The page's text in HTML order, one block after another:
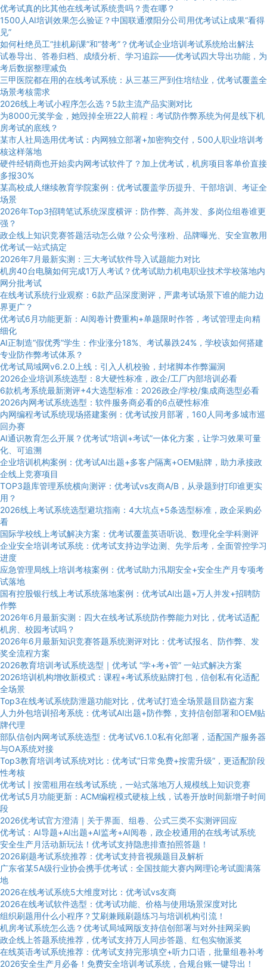
优考试真的比其他在线考试系统贵吗？贵在哪？
1500人AI培训效果怎么验证？中国联通濮阳分公司用优考试让成果“看得
见”
如何杜绝员工“挂机刷课”和“替考”？优考试企业培训考试系统给出解法
试卷导出、答卷归档、成绩分析、学习追踪——优考试四大导出功能，为
考后数据整理减负
三甲医院都在用的在线考试系统：从三基三严到住培结业，优考试覆盖全
场景考核需求
2026线上考试小程序怎么选？5款主流产品实测对比
为8000元奖学金，她毁掉全班22人前程：考试防作弊系统为何是线下机
房考试的底线？
某市人社局选用优考试：内网独立部署+加密狗交付，500人职业培训考
核这样落地
硬件经销商也开始卖内网考试软件了？加上优考试，机房项目客单价直接
多报30%
某高校成人继续教育学院案例：优考试覆盖学历提升、干部培训、考证全
场景
2026年Top3招聘笔试系统深度横评：防作弊、高并发、多岗位组卷谁更
强？
政企线上知识竞赛答题活动怎么做？公众号涨粉、品牌曝光、安全宣教用
优考试一站式搞定
2026年7月最新实测：三大考试软件导入试题能力对比
机房40台电脑如何完成1万人考试？优考试助力机电职业技术学校落地内
网分批考试
在线考试系统行业观察：6款产品深度测评，严肃考试场景下谁的能力边
界更广？
优考试6月功能更新：AI阅卷计费重构+单题限时作答，考试管理走向精
细化
AI正制造“假优秀”学生：作业涨分18%、考试暴跌24%，学校该如何搭建
专业防作弊考试体系？
优考试局域网v6.2.0上线：引入人机校验，封堵脚本作弊漏洞
2026企业培训系统选型：8大硬性标准，政企/工厂内部培训必看
6款机考系统最新测评+4大选型标准：2026政企/学校/集成商选型必看
2026内网考试系统选型：软件服务商必看的6点硬性标准
内网编程考试系统现场搭建案例：优考试按月部署，160人同考多城市巡
回办赛
AI通识教育怎么开展？优考试“培训+考试”一体化方案，让学习效果可量
化、可追溯
企业培训机构案例：优考试AI出题+多客户隔离+OEM贴牌，助力承接政
企线上竞赛项目
TOP3题库管理系统横向测评：优考试vs友商A/B，从录题到打印谁更实
用？
2026线上考试系统选型避坑指南：4大坑点+5条选型标准，政企采购必
看
国际学校线上考试解决方案：优考试覆盖英语听说、数理化全学科测评
企业安全培训考试系统：优考试支持边学边测、先学后考，全面管控学习
进度
应急管理局线上培训考核案例：优考试助力汛期安全+安全生产月专项考
试落地
国有控股银行线上考试系统落地案例：优考试AI出题+万人并发+招聘防
作弊
2026年6月最新实测：四大在线考试系统防作弊能力对比，优考试适配
机房、校园考试吗？
2026年6月最新知识竞赛答题系统测评对比：优考试报名、防作弊、发
奖全流程方案
2026教育培训考试系统选型｜优考试 “学+考+管” 一站式解决方案
2026培训机构增收新模式：课程+考试系统贴牌打包，信创私有化适配
全场景
Top3在线考试系统防泄题功能对比，优考试打造全场景题目防盗方案
人力外包培训招考系统：优考试AI出题+防作弊，支持信创部署和OEM贴
牌代理
部队信创内网考试系统选型：优考试V6.1.0私有化部署，适配国产服务器
与OA系统对接
Top3教育培训考试系统对比：优考试“日常免费+按需升级”，更适配阶段
性考核
优考试丨按需租用在线考试系统，一站式落地万人规模线上知识竞赛
优考试5月功能更新：ACM编程模式硬核上线，试卷开放时间新增子时间
段
2026优考试官方澄清｜关于界面、组卷、公式三类不实测评回应
优考试：AI导题+AI出题+AI监考+AI阅卷，政企校通用的在线考试系统
安全生产月活动新玩法！优考试支持隐患排查拍照答题！
2026刷题考试系统推荐：优考试支持音视频题目及解析
广东省某5A级行业协会携手优考试：全国技能大赛内网理论考试圆满落
地
2026在线考试系统5大维度对比：优考试vs友商
2026在线考试软件选型：优考试功能、价格与使用场景深度对比
组织刷题用什么小程序？艾刷兼顾刷题练习与培训机构引流！
机房考试系统怎么选？优考试局域网版支持信创部署与对外挂网采购
政企线上答题系统推荐，优考试支持万人同步答题、红包实物派奖
在线英语考试系统推荐：优考试支持完形填空+听力口语，批量组卷补考
2026安全生产月必备！免费安全培训考试系统，合规台账一键导出！